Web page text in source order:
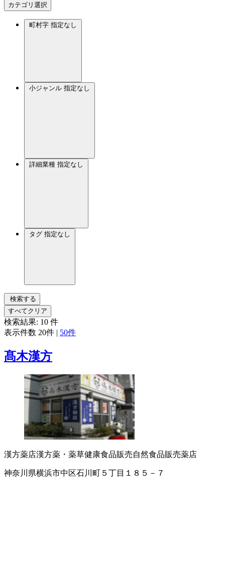
カテゴリ選択
町村字 指定なし
小ジャンル 指定なし
詳細業種 指定なし
タグ 指定なし
検索する
すべてクリア
検索結果: 10 件
表示件数 20件 | 50件
髙木漢方
漢方薬店漢方薬・薬草健康食品販売自然食品販売薬店
神奈川県横浜市中区石川町５丁目１８５－７